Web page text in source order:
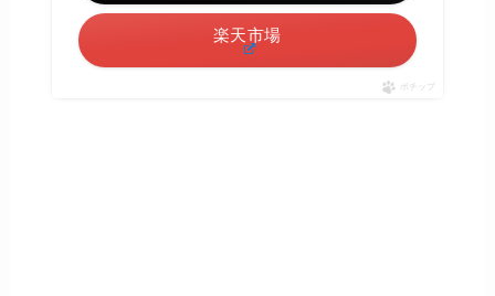
楽天市場
ポチップ